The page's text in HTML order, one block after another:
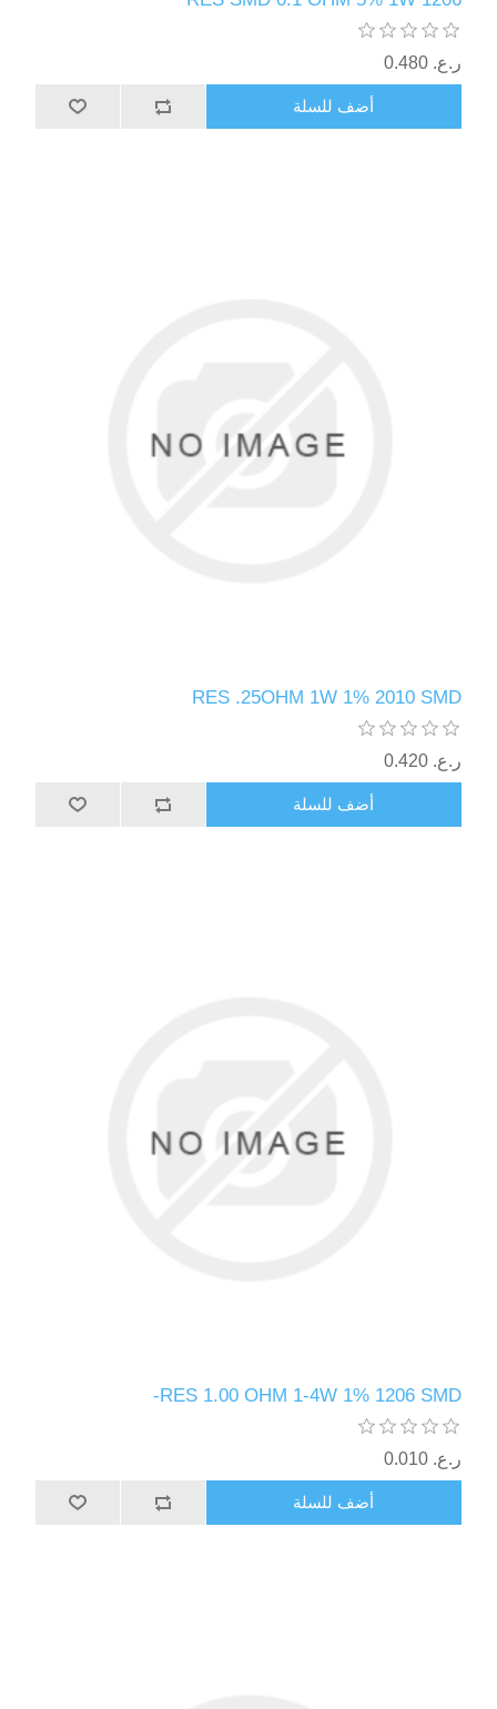
ر.ع.‏‏ 0.480
أضف للسلة
RES .25OHM 1W 1% 2010 SMD
ر.ع.‏‏ 0.420
أضف للسلة
RES 1.00 OHM 1-4W 1% 1206 SMD-
ر.ع.‏‏ 0.010
أضف للسلة